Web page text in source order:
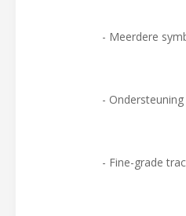
- Meerdere
-
- Fine-grade